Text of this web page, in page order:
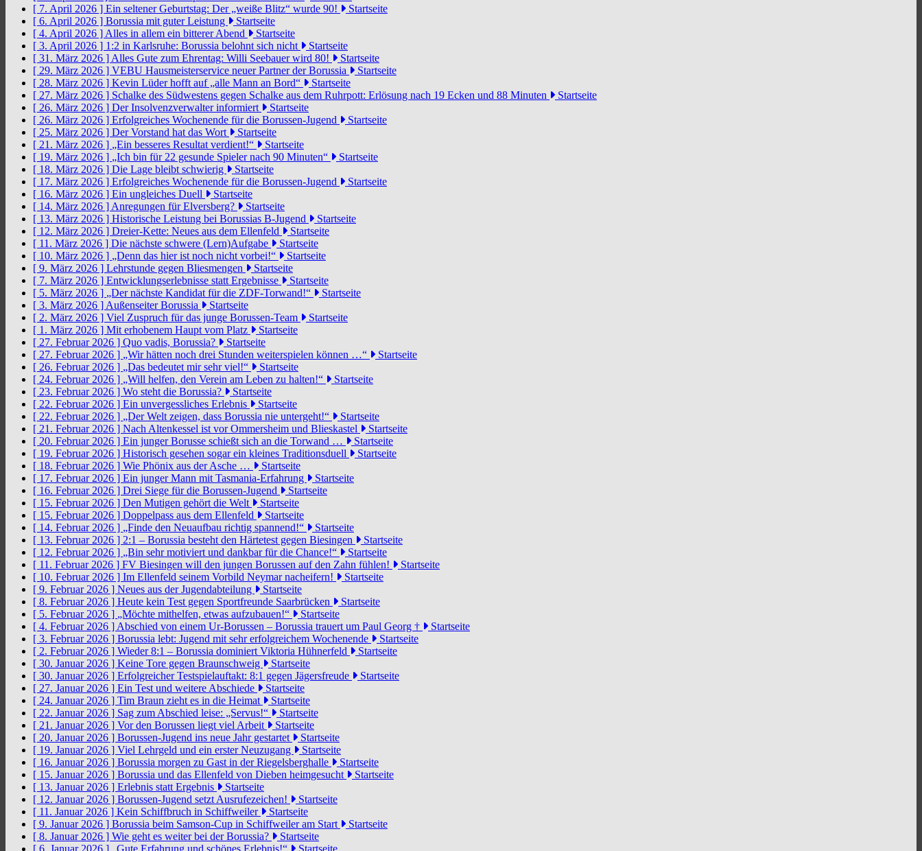
[ 7. April 2026 ] Ein seltener Geburtstag: Der „weiße Blitz“ wurde 90!
Startseite
[ 6. April 2026 ] Borussia mit guter Leistung
Startseite
[ 4. April 2026 ] Alles in allem ein bitterer Abend
Startseite
[ 3. April 2026 ] 1:2 in Karlsruhe: Borussia belohnt sich nicht
Startseite
[ 31. März 2026 ] Alles Gute zum Ehrentag: Willi Seebauer wird 80!
Startseite
[ 29. März 2026 ] VEBU Hausmeisterservice neuer Partner der Borussia
Startseite
[ 28. März 2026 ] Kevin Lüder hofft auf „alle Mann an Bord“
Startseite
[ 27. März 2026 ] Schalke des Südwestens gegen Schalke aus dem Ruhrpott: Erlösung nach 19 Ecken und 88 Minuten
Startseite
[ 26. März 2026 ] Der Insolvenzverwalter informiert
Startseite
[ 26. März 2026 ] Erfolgreiches Wochenende für die Borussen-Jugend
Startseite
[ 25. März 2026 ] Der Vorstand hat das Wort
Startseite
[ 21. März 2026 ] „Ein besseres Resultat verdient!“
Startseite
[ 19. März 2026 ] „Ich bin für 22 gesunde Spieler nach 90 Minuten“
Startseite
[ 18. März 2026 ] Die Lage bleibt schwierig
Startseite
[ 17. März 2026 ] Erfolgreiches Wochenende für die Borussen-Jugend
Startseite
[ 16. März 2026 ] Ein ungleiches Duell
Startseite
[ 14. März 2026 ] Anregungen für Elversberg?
Startseite
[ 13. März 2026 ] Historische Leistung bei Borussias B-Jugend
Startseite
[ 12. März 2026 ] Dreier-Kette: Neues aus dem Ellenfeld
Startseite
[ 11. März 2026 ] Die nächste schwere (Lern)Aufgabe
Startseite
[ 10. März 2026 ] „Denn das hier ist noch nicht vorbei!“
Startseite
[ 9. März 2026 ] Lehrstunde gegen Bliesmengen
Startseite
[ 7. März 2026 ] Entwicklungserlebnisse statt Ergebnisse
Startseite
[ 5. März 2026 ] „Der nächste Kandidat für die ZDF-Torwand!“
Startseite
[ 3. März 2026 ] Außenseiter Borussia
Startseite
[ 2. März 2026 ] Viel Zuspruch für das junge Borussen-Team
Startseite
[ 1. März 2026 ] Mit erhobenem Haupt vom Platz
Startseite
[ 27. Februar 2026 ] Quo vadis, Borussia?
Startseite
[ 27. Februar 2026 ] „Wir hätten noch drei Stunden weiterspielen können …“
Startseite
[ 26. Februar 2026 ] „Das bedeutet mir sehr viel!“
Startseite
[ 24. Februar 2026 ] „Will helfen, den Verein am Leben zu halten!“
Startseite
[ 23. Februar 2026 ] Wo steht die Borussia?
Startseite
[ 22. Februar 2026 ] Ein unvergessliches Erlebnis
Startseite
[ 22. Februar 2026 ] „Der Welt zeigen, dass Borussia nie untergeht!“
Startseite
[ 21. Februar 2026 ] Nach Altenkessel ist vor Ommersheim und Blieskastel
Startseite
[ 20. Februar 2026 ] Ein junger Borusse schießt sich an die Torwand …
Startseite
[ 19. Februar 2026 ] Historisch gesehen sogar ein kleines Traditionsduell
Startseite
[ 18. Februar 2026 ] Wie Phönix aus der Asche …
Startseite
[ 17. Februar 2026 ] Ein junger Mann mit Tasmania-Erfahrung
Startseite
[ 16. Februar 2026 ] Drei Siege für die Borussen-Jugend
Startseite
[ 15. Februar 2026 ] Den Mutigen gehört die Welt
Startseite
[ 15. Februar 2026 ] Doppelpass aus dem Ellenfeld
Startseite
[ 14. Februar 2026 ] „Finde den Neuaufbau richtig spannend!“
Startseite
[ 13. Februar 2026 ] 2:1 – Borussia besteht den Härtetest gegen Biesingen
Startseite
[ 12. Februar 2026 ] „Bin sehr motiviert und dankbar für die Chance!“
Startseite
[ 11. Februar 2026 ] FV Biesingen will den jungen Borussen auf den Zahn fühlen!
Startseite
[ 10. Februar 2026 ] Im Ellenfeld seinem Vorbild Neymar nacheifern!
Startseite
[ 9. Februar 2026 ] Neues aus der Jugendabteilung
Startseite
[ 8. Februar 2026 ] Heute kein Test gegen Sportfreunde Saarbrücken
Startseite
[ 5. Februar 2026 ] „Möchte mithelfen, etwas aufzubauen!“
Startseite
[ 4. Februar 2026 ] Abschied von einem Ur-Borussen – Borussia trauert um Paul Georg †
Startseite
[ 3. Februar 2026 ] Borussia lebt: Jugend mit sehr erfolgreichem Wochenende
Startseite
[ 2. Februar 2026 ] Wieder 8:1 – Borussia dominiert Viktoria Hühnerfeld
Startseite
[ 30. Januar 2026 ] Keine Tore gegen Braunschweig
Startseite
[ 30. Januar 2026 ] Erfolgreicher Testspielauftakt: 8:1 gegen Jägersfreude
Startseite
[ 27. Januar 2026 ] Ein Test und weitere Abschiede
Startseite
[ 24. Januar 2026 ] Tim Braun zieht es in die Heimat
Startseite
[ 22. Januar 2026 ] Sag zum Abschied leise: „Servus!“
Startseite
[ 21. Januar 2026 ] Vor den Borussen liegt viel Arbeit
Startseite
[ 20. Januar 2026 ] Borussen-Jugend ins neue Jahr gestartet
Startseite
[ 19. Januar 2026 ] Viel Lehrgeld und ein erster Neuzugang
Startseite
[ 16. Januar 2026 ] Borussia morgen zu Gast in der Riegelsberghalle
Startseite
[ 15. Januar 2026 ] Borussia und das Ellenfeld von Dieben heimgesucht
Startseite
[ 13. Januar 2026 ] Erlebnis statt Ergebnis
Startseite
[ 12. Januar 2026 ] Borussen-Jugend setzt Ausrufezeichen!
Startseite
[ 11. Januar 2026 ] Kein Schiffbruch in Schiffweiler
Startseite
[ 9. Januar 2026 ] Borussia beim Samson-Cup in Schiffweiler am Start
Startseite
[ 8. Januar 2026 ] Wie geht es weiter bei der Borussia?
Startseite
[ 6. Januar 2026 ]
„Gute Erfahrung und schönes Erlebnis!“ Startseite